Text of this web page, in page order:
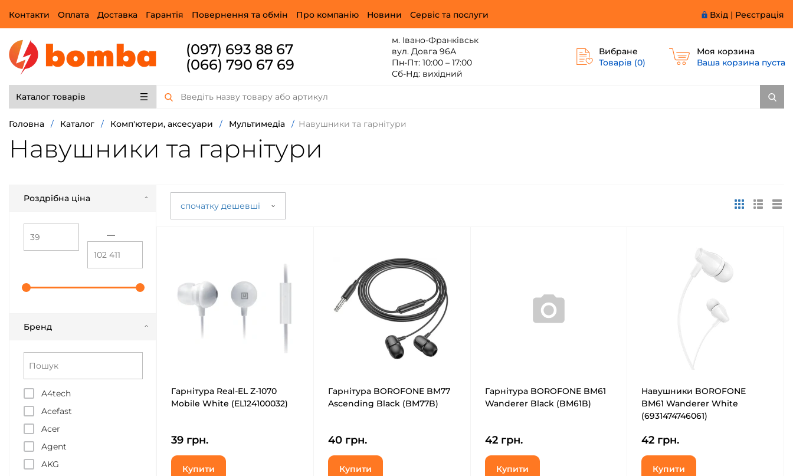
Вхід | Реєстрація
Контакти Оплата Доставка Гарантія Повернення та обмін Про компанію Новини Сервіс та послуги
(097) 693 88 67
(066) 790 67 69
м. Івано-Франківськ
вул. Довга 96А
Пн-Пт: 10:00 – 17:00
Сб-Нд: вихідний
Вибране
Товарів (0)
Моя корзина
Ваша корзина пуста
Каталог товарів
Головна / Каталог / Комп'ютери, аксесуари / Мультимедіа / Навушники та гарнітури
Навушники та гарнітури
спочатку дешевші
Роздрібна ціна
—
Бренд
A4tech
Acefast
Acer
Agent
AKG
Гарнітура Real-EL Z-1070
Mobile White (EL124100032)
39 грн.
Купити
Гарнітура BOROFONE BM77
Ascending Black (BM77B)
40 грн.
Купити
Гарнітура BOROFONE BM61
Wanderer Black (BM61B)
42 грн.
Купити
Навушники BOROFONE
BM61 Wanderer White
(6931474746061)
42 грн.
Купити